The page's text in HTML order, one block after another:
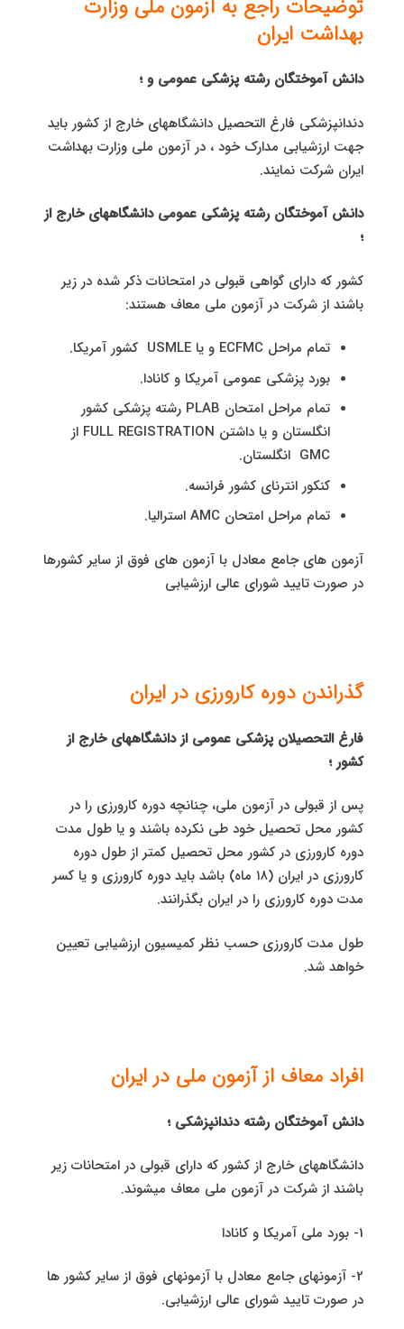
توضیحات راجع به آزمون ملی وزارت
بهداشت ایران
دانش آموختگان رشته پزشکی عمومی و ؛
دندانپزشکی فارغ التحصیل دانشگاههای خارج از کشور باید
جهت ارزشیابی مدارک خود ، در آزمون ملی وزارت بهداشت
ایران شرکت نمایند.
دانش آموختگان رشته پزشکی عمومی دانشگاههای خارج از
؛
کشور که دارای گواهی قبولی در امتحانات ذکر شده در زیر
باشند از شرکت در آزمون ملی معاف هستند:
تمام مراحل ECFMC و یا USMLE کشور آمریکا.
بورد پزشکی عمومی آمریکا و کانادا.
تمام مراحل امتحان PLAB رشته پزشکی کشور
انگلستان و یا داشتن FULL REGISTRATION از
GMC انگلستان.
کنکور انترنای کشور فرانسه.
تمام مراحل امتحان AMC استرالیا.
آزمون های جامع معادل با آزمون های فوق از سایر کشورها
در صورت تایید شورای عالی ارزشیابی
گذراندن دوره کارورزی در ایران
فارغ التحصیلان پزشکی عمومی از دانشگاههای خارج از
کشور ؛
پس از قبولی در آزمون ملی، چنانچه دوره کارورزی را در
کشور محل تحصیل خود طی نکرده باشند و یا طول مدت
دوره کارورزی در کشور محل تحصیل کمتر از طول دوره
کارورزی در ایران (۱۸ ماه) باشد باید دوره کارورزی و یا کسر
مدت دوره کارورزی را در ایران بگذرانند.
طول مدت کارورزی حسب نظر کمیسیون ارزشیابی تعیین
خواهد شد.
افراد معاف از آزمون ملی در ایران
دانش آموختگان رشته دندانپزشکی ؛
دانشگاههای خارج از کشور که دارای قبولی در امتحانات زیر
باشند از شرکت در آزمون ملی معاف میشوند.
1- بورد ملی آمریکا و کانادا
2- آزمونهای جامع معادل با آزمونهای فوق از سایر کشور ها
در صورت تایید شورای عالی ارزشیابی.